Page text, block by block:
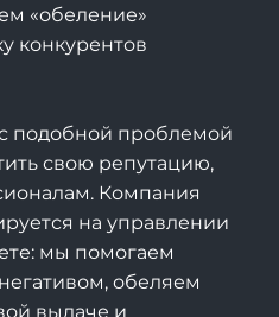
«обеление»
конкурентов
подобной проблемой
свою репутацию,
Компания
на управлении
мы помогаем
обеляем
выдаче и